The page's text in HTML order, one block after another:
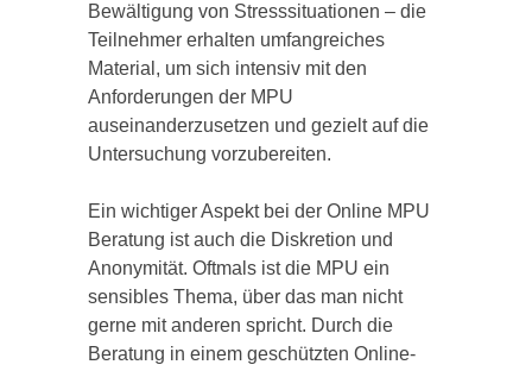
Bewältigung von Stresssituationen – die
Teilnehmer erhalten umfangreiches
Material, um sich intensiv mit den
Anforderungen der MPU
auseinanderzusetzen und gezielt auf die
Untersuchung vorzubereiten.
Ein wichtiger Aspekt bei der Online MPU
Beratung ist auch die Diskretion und
Anonymität. Oftmals ist die MPU ein
sensibles Thema, über das man nicht
gerne mit anderen spricht. Durch die
Beratung in einem geschützten Online-